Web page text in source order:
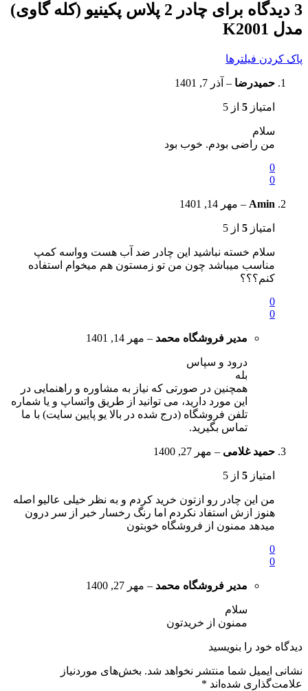
3 دیدگاه برای
چادر 2 پلاس پکینیو (کله گاوی)
مدل K2001
پاک کردن فیلترها
حمیدرضا – آذر 7, 1401
امتیاز 5 از 5
سلام
من راضی بودم. خوب بود
0
0
Amin
– مهر 14, 1401
امتیاز 5 از 5
سلام خسته نباشید این چادر ضد آب هست وواسه کمپ
مناسب میباشد چون من تو زمستون هم میخوام استفاده
کنم؟؟؟
0
0
مدیر فروشگاه محمد – مهر 14, 1401
درود و سپاس
بله
همچنین در صورتی که نیاز به مشاوره و راهنمایی در
این مورد دارید، می توانید از طریق واتساپ و یا شماره
تلفن فروشگاه (درج شده در بالا یو پایین سایت) با ما
تماس بگیرید.
حمید غلامی – مهر 27, 1400
امتیاز 5 از 5
من این چادر رو ازتون خرید کردم و به نظر خیلی عالیو اصله
هنوز ازش استفاد نکردم اما رنگ رخسار خبر از سر درون
میدهد ممنون از فروشگاه خوبتون
0
0
مدیر فروشگاه محمد – مهر 27, 1400
سلام
ممنون از خریدتون
دیدگاه خود را بنویسید
نشانی ایمیل شما منتشر نخواهد شد. بخش‌های موردنیاز
علامت‌گذاری شده‌اند *